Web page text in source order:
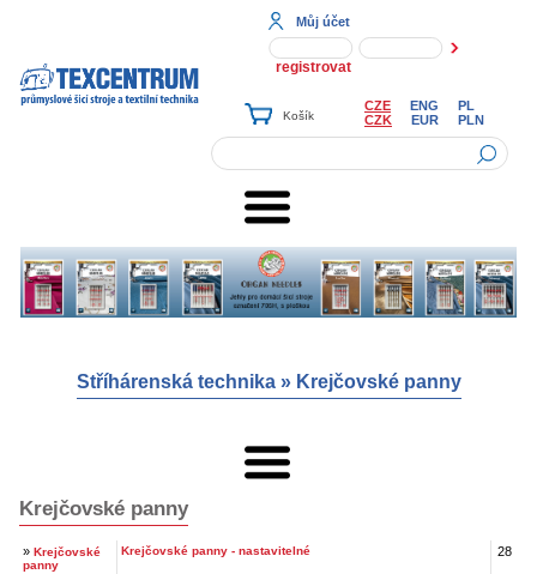
Můj účet
registrovat
CZE ENG
PL
CZK
EUR PLN
Stříhárenská technika» Krejčovské panny
Krejčovské panny
» Krejčovské
panny
Krejčovské panny - nastavitelné 28